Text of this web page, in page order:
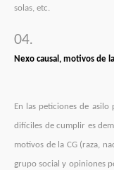
solas, etc.
Nexo causal, motivos de
En las peticiones de
difíciles de cumplir es
motivos de la CG (raza,
grupo social y opiniones